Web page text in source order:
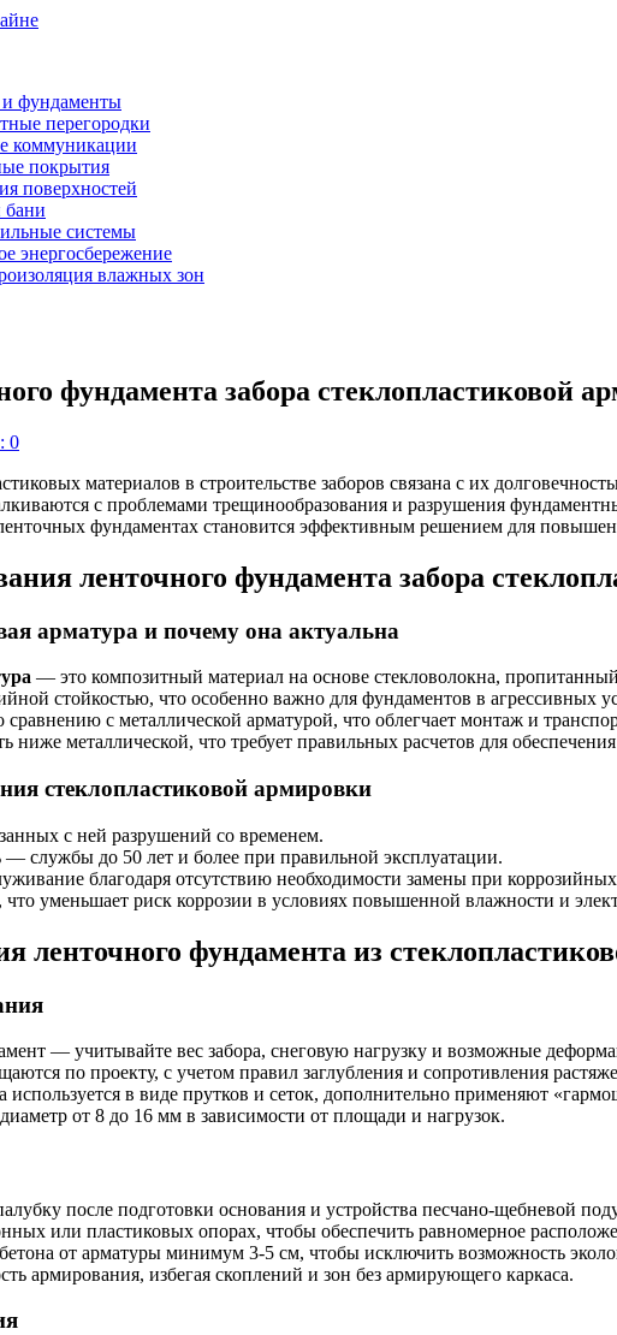
и фундаменты
перегородки
коммуникации
покрытия
поверхностей
бани
системы
энергосбережение
влажных зон
фундамента забора стеклопластиковой
0
материалов в строительстве заборов связана с их
с проблемами трещинообразования и разрушения
фундаментах становится эффективным решением для
ленточного фундамента забора
арматура и почему она актуальна
— это композитный материал на основе стекловолокна,
стойкостью, что особенно важно для фундаментов в
с металлической арматурой, что облегчает монтаж и
ниже металлической, что требует правильных расчетов для
стеклопластиковой армировки
с ней разрушений со временем.
службы до 50 лет и более при правильной эксплуатации.
благодаря отсутствию необходимости замены при
уменьшает риск коррозии в условиях повышенной влажности и
ленточного фундамента из
— учитывайте вес забора, снеговую нагрузку и возможные
по проекту, с учетом правил заглубления и сопротивления
используется в виде прутков и сеток, дополнительно применяют
от 8 до 16 мм в зависимости от площади и нагрузок.
после подготовки основания и устройства песчано-щебневой
или пластиковых опорах, чтобы обеспечить равномерное
от арматуры минимум 3-5 см, чтобы исключить возможность
армирования, избегая скоплений и зон без армирующего каркаса.